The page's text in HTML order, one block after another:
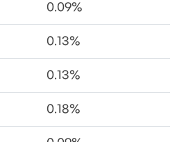
0.09%
0.13%
0.13%
0.18%